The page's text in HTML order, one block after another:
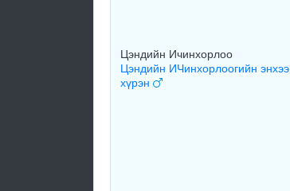
Цэндийн Ичинхорлоо
Цэндийн ИЧинхорлоогийн энхээ
хүрэн